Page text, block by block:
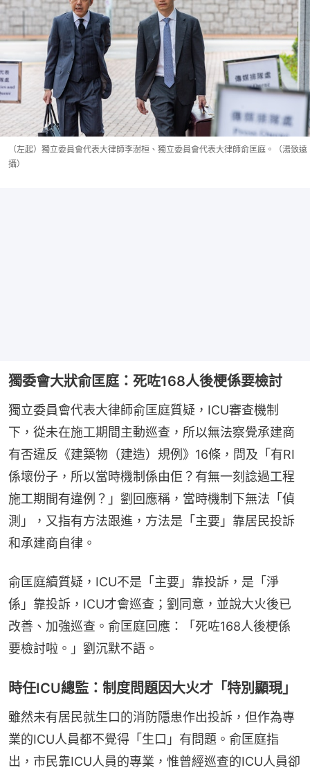
（左起）獨立委員會代表大律師李澍桓、獨立委員會代表大律師俞匡庭。（湯致遠
攝）
獨委會大狀俞匡庭：死咗168人後梗係要檢討
獨立委員會代表大律師俞匡庭質疑，ICU審查機制
下，從未在施工期間主動巡查，所以無法察覺承建商
有否違反《建築物（建造）規例》16條，問及「有RI
係壞份子，所以當時機制係由佢？有無一刻諗過工程
施工期間有違例？」劉回應稱，當時機制下無法「偵
測」，又指有方法跟進，方法是「主要」靠居民投訴
和承建商自律。
俞匡庭續質疑，ICU不是「主要」靠投訴，是「淨
係」靠投訴，ICU才會巡查；劉同意，並說大火後已
改善、加強巡查。俞匡庭回應：「死咗168人後梗係
要檢討啦。」劉沉默不語。
時任ICU總監：制度問題因大火才「特別顯現」
雖然未有居民就生口的消防隱患作出投訴，但作為專
業的ICU人員都不覺得「生口」有問題。俞匡庭指
出，市民靠ICU人員的專業，惟曾經巡查的ICU人員卻